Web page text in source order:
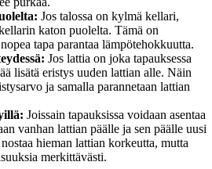
Jos talossa on kylmä kellari,
katon puolelta. Tämä on
tapa parantaa lämpötehokkuutta.
Jos lattia on joka tapauksessa
lisätä eristys uuden lattian alle. Näin
ja samalla parannetaan lattian
Joissain tapauksissa voidaan asentaa
vanhan lattian päälle ja sen päälle uusi
hieman lattian korkeutta, mutta
merkittävästi.